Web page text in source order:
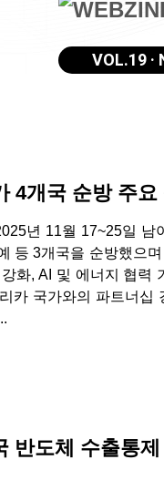
VOL.19 ·
4개국 순방 주
년 11월 17~25일 남
등 3개국을 순방했으
화, AI 및 에너지 협력
카 국가와의 파트너
반도체 수출통